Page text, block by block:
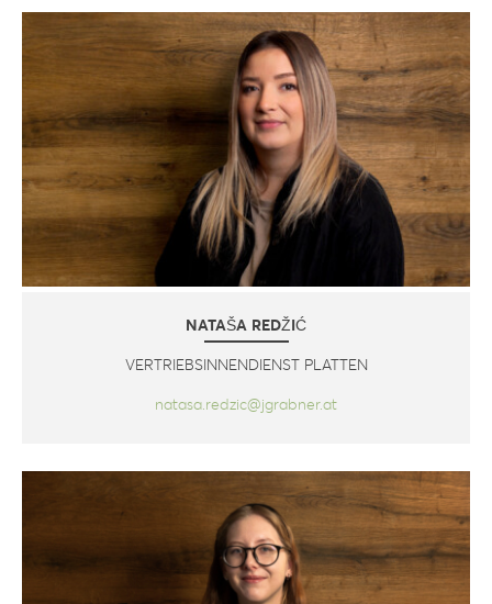
NATAŠA REDŽIĆ
VERTRIEBSINNENDIENST PLATTEN
natasa.redzic@jgrabner.at